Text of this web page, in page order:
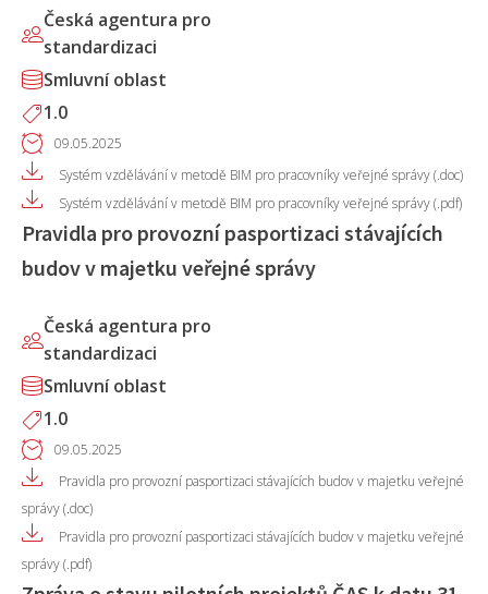
Česká agentura pro
standardizaci
Smluvní oblast
1.0
09.05.2025
Systém vzdělávání v metodě BIM pro pracovníky veřejné správy (.doc)
Systém vzdělávání v metodě BIM pro pracovníky veřejné správy (.pdf)
Pravidla pro provozní pasportizaci stávajících
budov v majetku veřejné správy
Česká agentura pro
standardizaci
Smluvní oblast
1.0
09.05.2025
Pravidla pro provozní pasportizaci stávajících budov v majetku veřejné
správy (.doc)
Pravidla pro provozní pasportizaci stávajících budov v majetku veřejné
správy (.pdf)